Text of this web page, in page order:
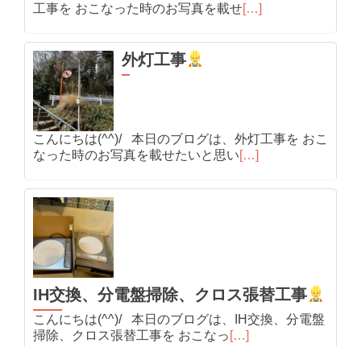
工事を おこなった時のお写真を載せ[…]
外灯工事
こんにちは(^^)/ 本日のブログは、外灯工事を おこ
なった時のお写真を載せたいと思い[…]
IH交換、分電盤掃除、クロス張替工事
こんにちは(^^)/ 本日のブログは、IH交換、分電盤
掃除、クロス張替工事を おこなっ […]